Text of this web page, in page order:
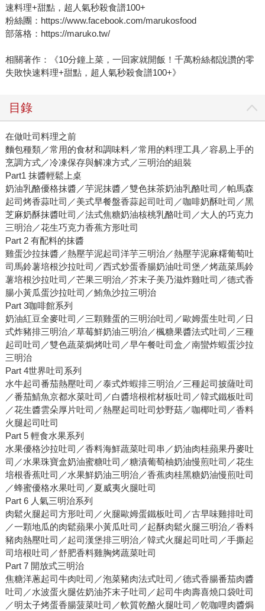
速料理+甜點，超人氣秒殺食譜100+
粉絲團：https://www.facebook.com/marukosfood
部落格：https://maruko.tw/
相關著作：《10分鐘上菜，一回家就開飯！千萬粉絲都說讚的零
失敗快速料理+甜點，超人氣秒殺食譜100+》
目錄
在做吐司料理之前
麵包種類／常用的食材和調味料／常用的料理工具／容易上手的
烹調方式／冷凍保存與解凍方式／三明治的組裝
Part1 抹醬輕鬆上桌
奶油乳酪優格抹醬／芋泥抹醬／雙色抹茶奶油乳酪吐司／帕馬森
起司烤香蒜吐司／美式早餐盤香蒜起司吐司／咖啡奶酥吐司／黑
芝麻奶酥抹醬吐司／法式焦糖奶油核桃乳酪吐司／大人的巧克力
三明治／花生巧克力香蕉方形吐司
Part 2 有配料的抹醬
雞蛋沙拉抹醬／熱壓芋泥起司洋芋三明治／熱壓芋泥麻糬葡萄吐
司馬鈴薯培根沙拉吐司／西式炒蛋香腸奶油吐司堡／烤蔬菜馬鈴
薯培根沙拉吐司／芒果三明治／芥末子美乃滋炸雞吐司／德式香
腸小黃瓜蛋沙拉吐司／鮪魚沙拉三明治
Part 3咖啡館系列
奶油紅豆全麥吐司／三顆雞蛋的三明治吐司／歐姆蛋生吐司／日
式炸豬排三明治／草莓鮮奶油三明治／楓糖果醬法式吐司／三種
起司吐司／雙色蔬菜焗烤吐司／早午餐吐司盒／南蠻炸蝦蛋沙拉
三明治
Part 4世界吐司系列
水牛起司番茄熱壓吐司／泰式炸蝦排三明治／三種起司披薩吐司
／番茄鯖魚京都水菜吐司／白醬培根棺材板吐司／韓式鐵板吐司
／花生醬雲朵厚片吐司／熱壓起司吐司炒野菇／咖椰吐司／香料
火腿起司吐司
Part 5 輕食水果系列
水果優格沙拉吐司／香料海鮮蔬菜吐司串／奶油肉桂蘋果丹麥吐
司／水果珠寶盒奶油蜜糖吐司／糖漬葡萄柚奶油慢煎吐司／花生
培根香蕉吐司／水果鮮奶油三明治／香蕉肉桂黑糖奶油慢煎吐司
／蜂蜜優格水果吐司／夏威夷火腿吐司
Part 6 人氣三明治系列
肉鬆火腿起司方形吐司／火腿歐姆蛋鐵板吐司／古早味雞排吐司
／一顆地瓜的肉鬆蘋果小黃瓜吐司／起酥肉鬆火腿三明治／香料
豬肉熱壓吐司／起司漢堡排三明治／韓式火腿起司吐司／手撕起
司培根吐司／舒肥香料雞胸烤蔬菜吐司
Part 7 開放式三明治
焦糖洋蔥起司牛肉吐司／泡菜豬肉法式吐司／德式香腸番茄肉醬
吐司／水波蛋火腿佐奶油芥末子吐司／起司牛肉壽喜燒口袋吐司
／明太子烤蛋香腸菠菜吐司／軟質乾酪火腿吐司／乾咖哩肉醬焗